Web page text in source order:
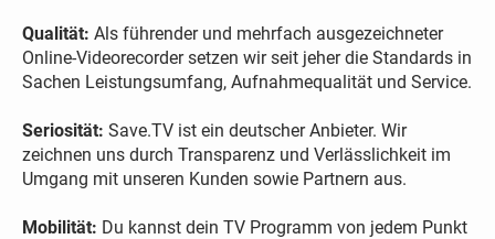
Qualität: Als führender und mehrfach ausgezeichneter
Online-Videorecorder setzen wir seit jeher die Standards in
Sachen Leistungsumfang, Aufnahmequalität und Service.
Seriosität: Save.TV ist ein deutscher Anbieter. Wir
zeichnen uns durch Transparenz und Verlässlichkeit im
Umgang mit unseren Kunden sowie Partnern aus.
Mobilität: Du kannst dein TV Programm von jedem Punkt